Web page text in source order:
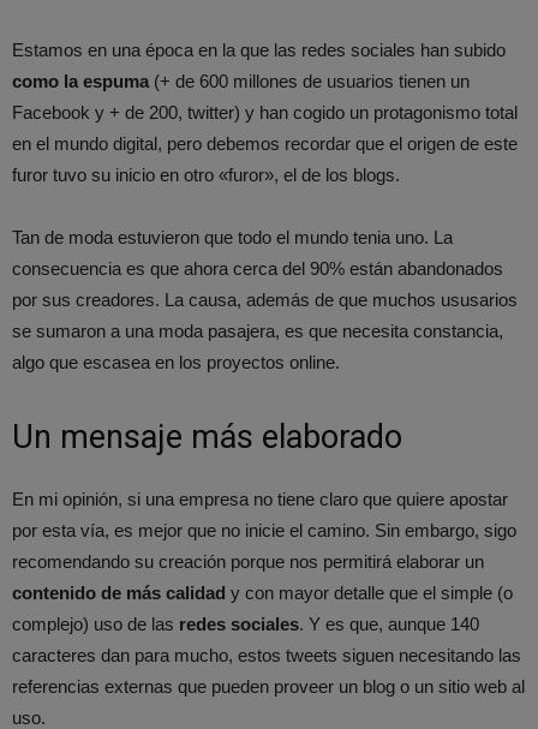
Estamos en una época en la que las redes sociales han subido
como la espuma (+ de 600 millones de usuarios tienen un
Facebook y + de 200, twitter) y han cogido un protagonismo total
en el mundo digital, pero debemos recordar que el origen de este
furor tuvo su inicio en otro «furor», el de los blogs.
Tan de moda estuvieron que todo el mundo tenia uno. La
consecuencia es que ahora cerca del 90% están abandonados
por sus creadores. La causa, además de que muchos ususarios
se sumaron a una moda pasajera, es que necesita constancia,
algo que escasea en los proyectos online.
Un mensaje más elaborado
En mi opinión, si una empresa no tiene claro que quiere apostar
por esta vía, es mejor que no inicie el camino. Sin embargo, sigo
recomendando su creación porque nos permitirá elaborar un
contenido de más calidad y con mayor detalle que el simple (o
complejo) uso de las redes sociales. Y es que, aunque 140
caracteres dan para mucho, estos tweets siguen necesitando las
referencias externas que pueden proveer un blog o un sitio web al
uso.